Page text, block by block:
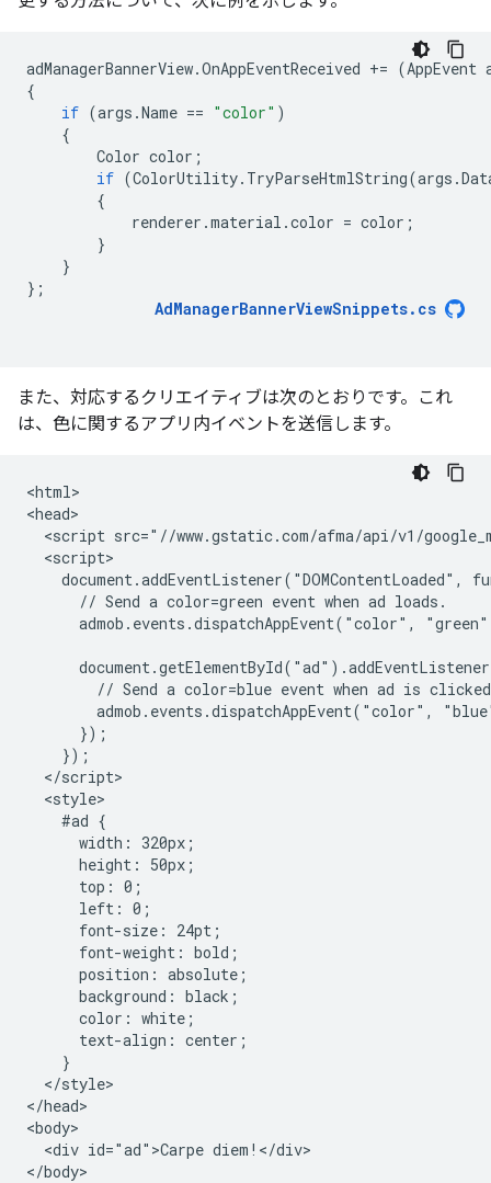
adManagerBannerView.OnAppEventReceived += (AppEvent
{
if (args .Name == "color" )
{
Color color ;
if (ColorUtility. TryParseHtmlString(args .
{
renderer .material .color = color ;
}
}
};
AdManagerBannerViewSnippets. cs
また、対応するクリエイティブは次のとおりです。これ
は、色に関するアプリ内イベントを送信します。
<html>
<head>
<script src="//www.gstatic.com/afma/api/v1/
  <script>
document.addEventListener("DOMContentLoaded",
      // Send a color=green event when ad loads.
admob.events.dispatchAppEvent("color",
// Send a color=blue event when ad is
admob.events.dispatchAppEvent("color",
      });
    });
  </script>
  <style>
    #ad {
      width: 320px;
      height: 50px;
      top: 0;
      left: 0;
      font-size: 24pt;
      font-weight: bold;
      position: absolute;
      background: black;
      color: white;
      text-align: center;
    }
  </style>
</head>
<body>
  <div id="ad">Carpe diem!</div>
</body>